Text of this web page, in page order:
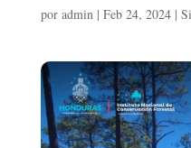
por admin| Feb 24, 2024|